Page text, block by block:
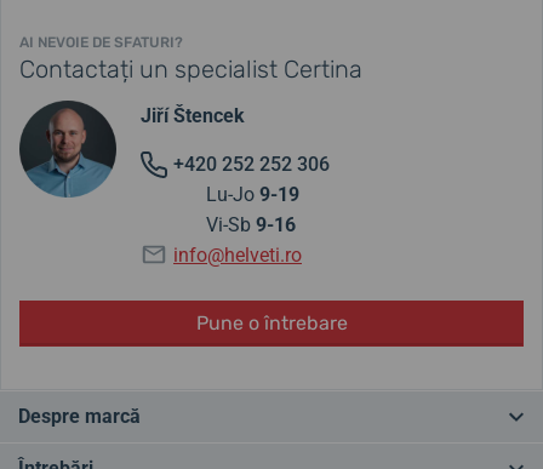
AI NEVOIE DE SFATURI?
Contactați un specialist Certina
Jiří Štencek
+420 252 252 306
Lu-Jo 9-19
Vi-Sb 9-16
info@helveti.ro
Pune o întrebare
Despre marcă
Certina este o marcă elvețiană bine-cunoscută, activă pe piață din